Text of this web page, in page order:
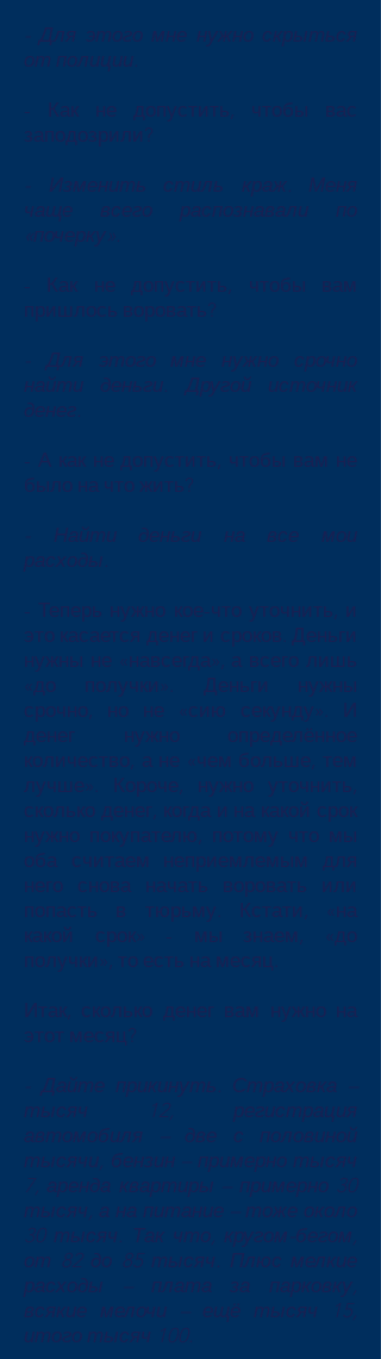
- Для этого мне нужно скрыться
от полиции.
- Как не допустить, чтобы вас
заподозрили?
- Изменить стиль краж. Меня
чаще всего распознавали по
«почерку».
- Как не допустить, чтобы вам
пришлось воровать?
- Для этого мне нужно срочно
найти деньги. Другой источник
денег.
- А как не допустить, чтобы вам не
было на что жить?
- Найти деньги на все мои
расходы.
- Теперь нужно кое-что уточнить, и
это касается денег и сроков. Деньги
нужны не «навсегда», а всего лишь
«до получки». Деньги нужны
срочно, но не «сию секунду». И
денег нужно определённое
количество, а не «чем больше, тем
лучше». Короче, нужно уточнить,
сколько денег, когда и на какой срок
нужно покупателю, потому что мы
оба считаем неприемлемым для
него снова начать воровать или
попасть в тюрьму. Кстати, «на
какой срок» - мы знаем, «до
получки», то есть на месяц.
Итак, сколько денег вам нужно на
этот месяц?
- Дайте прикинуть. Страховка –
тысяч 12, регистрация
автомобиля – две с половиной
тысячи, бензин – примерно тысяч
7, аренда квартиры – примерно 30
тысяч, а на питание – тоже около
30 тысяч. Так что, кругом-бегом,
от 82 до 85 тысяч. Плюс мелкие
расходы – плата за парковку,
всякие мелочи – ещё тысяч 15,
итого тысяч 100.